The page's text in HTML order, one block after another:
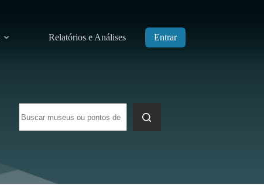
Relatórios e Análises Entrar
resultados